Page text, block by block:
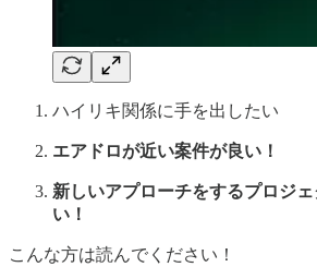
ハイリキ関係に手を出したい
エアドロが近い案件が良い！
新しいアプローチをするプロジ
い！
こんな方は読んでください！